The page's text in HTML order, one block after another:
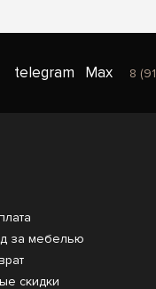
telegram Max 8
за мебелью
скидки